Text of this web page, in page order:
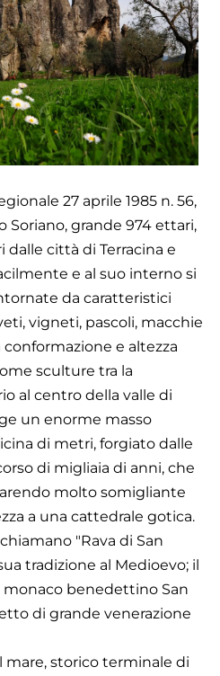
27 aprile 1985 n. 56,
Soriano, grande 974 ettari,
città di Terracina e
e al suo interno si
da caratteristici
vigneti, pascoli, macchie
e altezza
sculture tra la
al centro della valle di
un enorme masso
di metri, forgiato dalle
di migliaia di anni, che
molto somigliante
a una cattedrale gotica.
"Rava di San
tradizione al Medioevo; il
benedettino San
di grande venerazione
mare, storico terminale di